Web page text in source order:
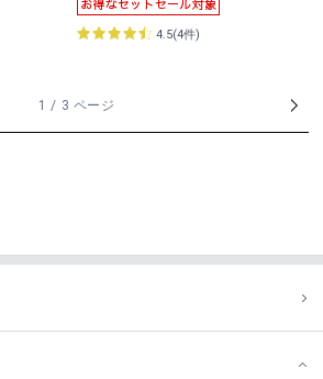
4.5(4件)
1 / 3 ページ